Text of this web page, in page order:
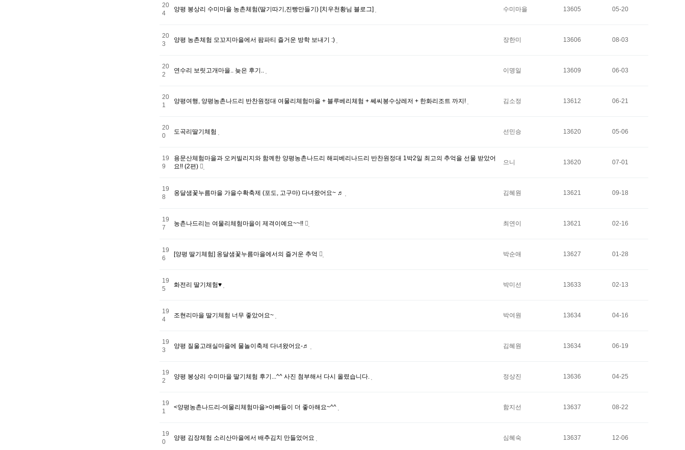
20
4
양평 봉상리 수미마을 농촌체험(딸기따기,진빵만들기) [치우천황님 블로그] 수미마을 13605 05-20
20
3
양평 농촌체험 모꼬지마을에서 팜파티 즐거운 방학 보내기 :) 장한미 13606 08-03
20
2
연수리 보릿고개마을.. 늦은 후기.. 이명일 13609 06-03
20
1
양평여행, 양평농촌나드리 반찬원정대 여물리체험마을 + 블루베리체험 + 쎄씨봉수상레저 + 한화리조트 까지! 김소정 13612 06-21
20
0
도곡리딸기체험 선민승 13620 05-06
19
9
용문산체험마을과 오커빌리지와 함께한 양평농촌나드리 해피베리나드리 반찬원정대 1박2일 최고의 추억을 선물 받았어
요!! (2편)
으니 13620 07-01
19
8
옹달샘꽃누름마을 가을수확축제 (포도, 고구마) 다녀왔어요~ ♬ 김혜원 13621 09-18
19
7
농촌나드리는 여물리체험마을이 제격이예요~~!! 최연이 13621 02-16
19
6
[양평 딸기체험] 옹달샘꽃누름마을에서의 즐거운 추억 박순애 13627 01-28
19
5
화전리 딸기체험♥ 박미선 13633 02-13
19
4
조현리마을 딸기체험 너무 좋았어요~ 박여원 13634 04-16
19
3
양평 질울고래실마을에 물놀이축제 다녀왔어요-♬ 김혜원 13634 06-19
19
2
양평 봉상리 수미마을 딸기체험 후기...^^ 사진 첨부해서 다시 올렸습니다. 정상진 13636 04-25
19
1
<양평농촌나드리-여물리체험마을>아빠들이 더 좋아해요~^^ 함지선 13637 08-22
19
0
양평 김장체험 소리산마을에서 배추김치 만들었어요 심혜숙 13637 12-06